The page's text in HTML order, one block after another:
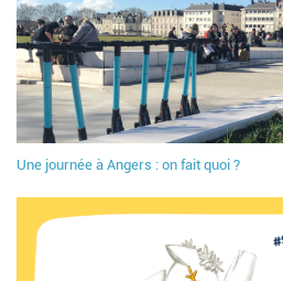
Une journée à Angers : on fait quoi ?